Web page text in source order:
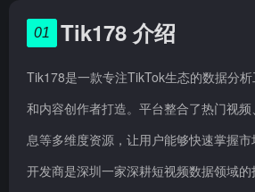
01 Tik178 介绍
Tik178是一款专注TikTok生态的数据分
和内容创作者打造。平台整合了热门视
息等多维度资源，让用户能够快速掌握市
开发商是深圳一家深耕短视频数据领域